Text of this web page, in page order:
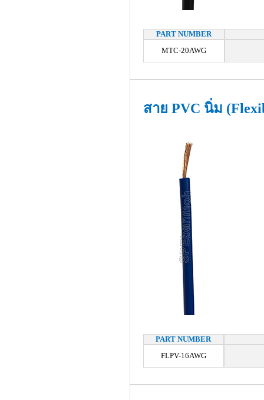
PART NUMBER
MTC-20AWG
สาย PVC นิ่ม
PART NUMBER
FLPV-16AWG